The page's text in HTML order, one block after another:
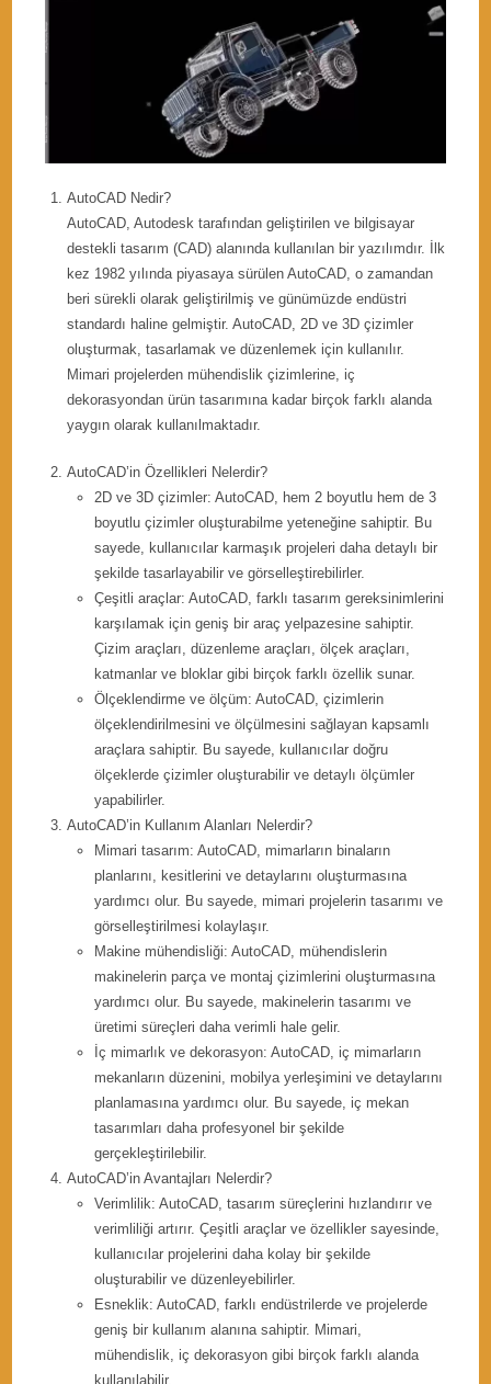
AutoCAD Nedir?
AutoCAD, Autodesk tarafından geliştirilen ve bilgisayar
destekli tasarım (CAD) alanında kullanılan bir yazılımdır. İlk
kez 1982 yılında piyasaya sürülen AutoCAD, o zamandan
beri sürekli olarak geliştirilmiş ve günümüzde endüstri
standardı haline gelmiştir. AutoCAD, 2D ve 3D çizimler
oluşturmak, tasarlamak ve düzenlemek için kullanılır.
Mimari projelerden mühendislik çizimlerine, iç
dekorasyondan ürün tasarımına kadar birçok farklı alanda
yaygın olarak kullanılmaktadır.
AutoCAD’in Özellikleri Nelerdir?
2D ve 3D çizimler: AutoCAD, hem 2 boyutlu hem de 3
boyutlu çizimler oluşturabilme yeteneğine sahiptir. Bu
sayede, kullanıcılar karmaşık projeleri daha detaylı bir
şekilde tasarlayabilir ve görselleştirebilirler.
Çeşitli araçlar: AutoCAD, farklı tasarım gereksinimlerini
karşılamak için geniş bir araç yelpazesine sahiptir.
Çizim araçları, düzenleme araçları, ölçek araçları,
katmanlar ve bloklar gibi birçok farklı özellik sunar.
Ölçeklendirme ve ölçüm: AutoCAD, çizimlerin
ölçeklendirilmesini ve ölçülmesini sağlayan kapsamlı
araçlara sahiptir. Bu sayede, kullanıcılar doğru
ölçeklerde çizimler oluşturabilir ve detaylı ölçümler
yapabilirler.
AutoCAD’in Kullanım Alanları Nelerdir?
Mimari tasarım: AutoCAD, mimarların binaların
planlarını, kesitlerini ve detaylarını oluşturmasına
yardımcı olur. Bu sayede, mimari projelerin tasarımı ve
görselleştirilmesi kolaylaşır.
Makine mühendisliği: AutoCAD, mühendislerin
makinelerin parça ve montaj çizimlerini oluşturmasına
yardımcı olur. Bu sayede, makinelerin tasarımı ve
üretimi süreçleri daha verimli hale gelir.
İç mimarlık ve dekorasyon: AutoCAD, iç mimarların
mekanların düzenini, mobilya yerleşimini ve detaylarını
planlamasına yardımcı olur. Bu sayede, iç mekan
tasarımları daha profesyonel bir şekilde
gerçekleştirilebilir.
AutoCAD’in Avantajları Nelerdir?
Verimlilik: AutoCAD, tasarım süreçlerini hızlandırır ve
verimliliği artırır. Çeşitli araçlar ve özellikler sayesinde,
kullanıcılar projelerini daha kolay bir şekilde
oluşturabilir ve düzenleyebilirler.
Esneklik: AutoCAD, farklı endüstrilerde ve projelerde
geniş bir kullanım alanına sahiptir. Mimari,
mühendislik, iç dekorasyon gibi birçok farklı alanda
kullanılabilir.